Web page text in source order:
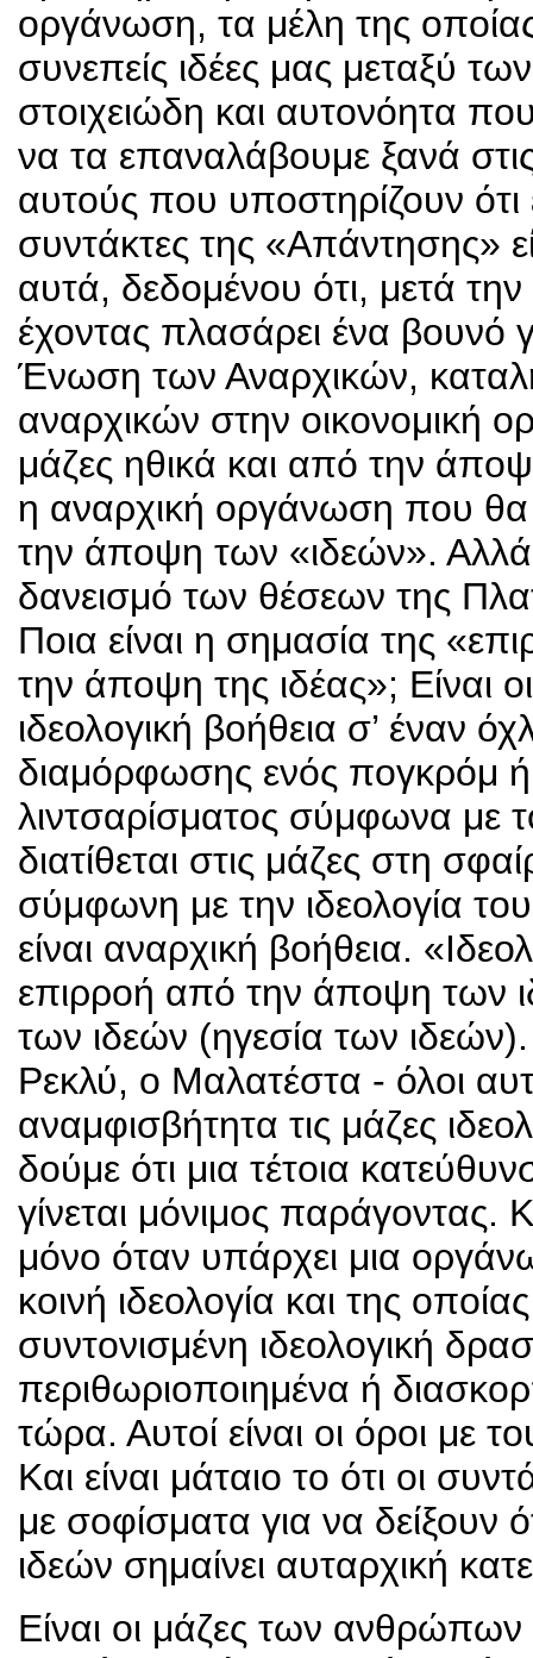
οργάνωση, τα μέλη της
συνεπείς ιδέες μας μεταξύ
στοιχειώδη και αυτονόητα
να τα επαναλάβουμε ξανά
αυτούς που υποστηρίζουν ότι
συντάκτες της «Απάντησης»
αυτά, δεδομένου ότι, μετά
έχοντας πλασάρει ένα βουνό
Ένωση των Αναρχικών,
αναρχικών στην οικονομική
μάζες ηθικά και από την
η αναρχική οργάνωση που
την άποψη των «ιδεών». Αλλά
δανεισμό των θέσεων της
Ποια είναι η σημασία της
την άποψη της ιδέας»; Είναι
ιδεολογική βοήθεια σ’ έναν
διαμόρφωσης ενός πογκρόμ
λιντσαρίσματος σύμφωνα με
διατίθεται στις μάζες στη
σύμφωνη με την ιδεολογία
είναι αναρχική βοήθεια.
επιρροή από την άποψη των
των ιδεών (ηγεσία των
Ρεκλύ, ο Μαλατέστα - όλοι
αναμφισβήτητα τις μάζες
δούμε ότι μια τέτοια
γίνεται μόνιμος παράγοντας.
μόνο όταν υπάρχει μια
κοινή ιδεολογία και της
συντονισμένη ιδεολογική
περιθωριοποιημένα ή
τώρα. Αυτοί είναι οι όροι με
Και είναι μάταιο το ότι οι
με σοφίσματα για να δείξουν
ιδεών σημαίνει αυταρχική
Είναι οι μάζες των